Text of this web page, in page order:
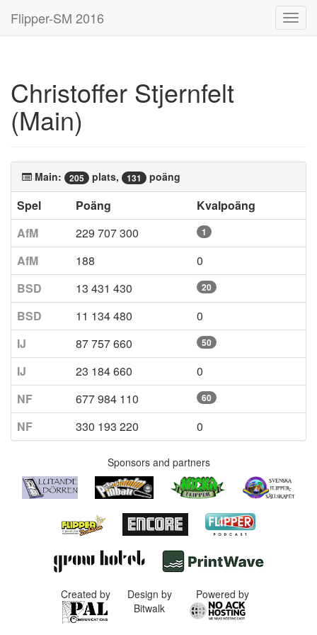
Flipper-SM 2016
Christoffer Stjernfelt
(Main)
Main: 205 plats, 131 poäng
Spel Poäng
Kvalpoäng
AfM
229 707 300 1
AfM 188
0
BSD
13 431 430 20
BSD 11 134 480
0
IJ
87 757 660 50
IJ 23 184 660
0
NF
677 984 110 60
NF 330 193 220 0
Sponsors and partners
Created by
Design by
Bitwalk
Powered by